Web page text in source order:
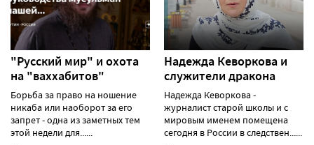
"Русский мир" и охота
на "ваххабитов"
Борьба за право на ношение
никаба или наоборот за его
запрет - одна из заметных тем
этой недели для......
Надежда Кеворкова и
служители дракона
Надежда Кеворкова -
журналист старой школы и с
мировым именем помещена
сегодня в России в следствен......